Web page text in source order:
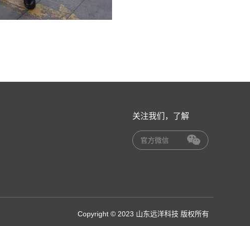
关注我们，了解
官方微信
Copyright © 2023 山东远洋科技 版权所有